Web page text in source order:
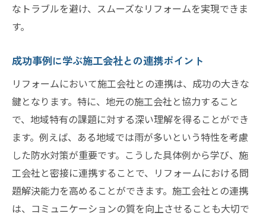
なトラブルを避け、スムーズなリフォームを実現できま
す。
成功事例に学ぶ施工会社との連携ポイント
リフォームにおいて施工会社との連携は、成功の大きな
鍵となります。特に、地元の施工会社と協力すること
で、地域特有の課題に対する深い理解を得ることができ
ます。例えば、ある地域では雨が多いという特性を考慮
した防水対策が重要です。こうした具体例から学び、施
工会社と密接に連携することで、リフォームにおける問
題解決能力を高めることができます。施工会社との連携
は、コミュニケーションの質を向上させることも大切で